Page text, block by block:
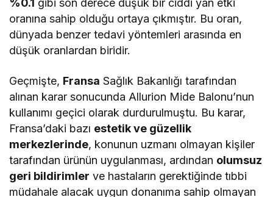
%0.1 gibi son derece düşük bir ciddi yan etki
oranına sahip olduğu ortaya çıkmıştır. Bu oran,
dünyada benzer tedavi yöntemleri arasında en
düşük oranlardan biridir.
Geçmişte, Fransa Sağlık Bakanlığı tarafından
alınan karar sonucunda Allurion Mide Balonu’nun
kullanımı geçici olarak durdurulmuştu. Bu karar,
Fransa’daki bazı estetik ve güzellik
merkezlerinde, konunun uzmanı olmayan kişiler
tarafından ürünün uygulanması, ardından olumsuz
geri bildirimler ve hastaların gerektiğinde tıbbi
müdahale alacak uygun donanıma sahip olmayan